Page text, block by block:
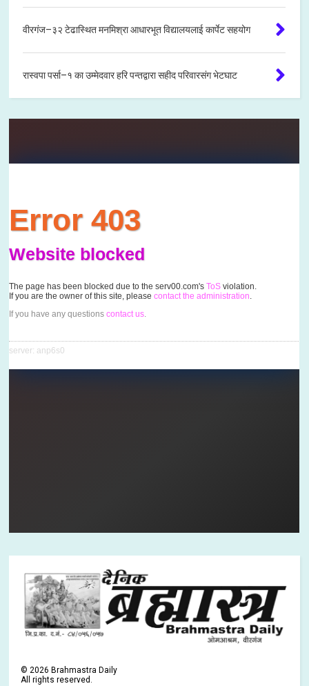
वीरगंज–३२ टेढास्थित मनमिश्रा आधारभूत विद्यालयलाई कार्पेट सहयोग
रास्वपा पर्सा–१ का उम्मेदवार हरि पन्तद्वारा सहीद परिवारसंग भेटघाट
© 2026 Brahmastra Daily
All rights reserved.